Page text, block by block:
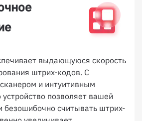
выдающуюся скорость
штрих-кодов. С
и интуитивным
позволяет вашей
безошибочно считывать штрих-